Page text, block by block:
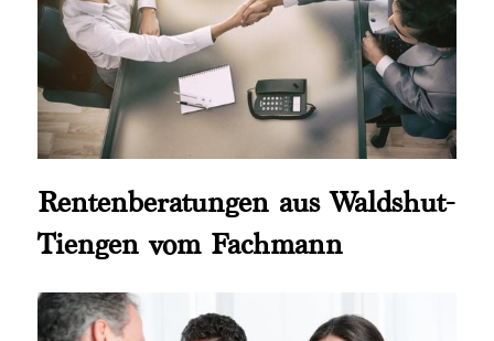
Rentenberatungen aus Waldshut-
Tiengen vom Fachmann